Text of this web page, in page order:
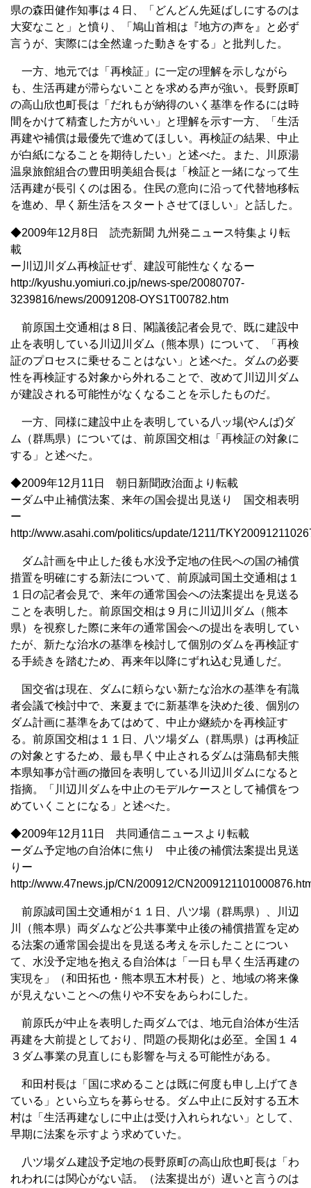
県の森田健作知事は４日、「どんどん先延ばしにするのは
大変なこと」と憤り、「鳩山首相は『地方の声を』と必ず
言うが、実際には全然違った動きをする」と批判した。
一方、地元では「再検証」に一定の理解を示しながら
も、生活再建が滞らないことを求める声が強い。長野原町
の高山欣也町長は「だれもが納得のいく基準を作るには時
間をかけて精査した方がいい」と理解を示す一方、「生活
再建や補償は最優先で進めてほしい。再検証の結果、中止
が白紙になることを期待したい」と述べた。また、川原湯
温泉旅館組合の豊田明美組合長は「検証と一緒になって生
活再建が長引くのは困る。住民の意向に沿って代替地移転
を進め、早く新生活をスタートさせてほしい」と話した。
◆2009年12月8日 読売新聞 九州発ニュース特集より転
載
ー川辺川ダム再検証せず、建設可能性なくなるー
http://kyushu.yomiuri.co.jp/news-spe/20080707-
3239816/news/20091208-OYS1T00782.htm
前原国土交通相は８日、閣議後記者会見で、既に建設中
止を表明している川辺川ダム（熊本県）について、「再検
証のプロセスに乗せることはない」と述べた。ダムの必要
性を再検証する対象から外れることで、改めて川辺川ダム
が建設される可能性がなくなることを示したものだ。
一方、同様に建設中止を表明している八ッ場(やんば)ダ
ム（群馬県）については、前原国交相は「再検証の対象に
する」と述べた。
◆2009年12月11日 朝日新聞政治面より転載
ーダム中止補償法案、来年の国会提出見送り 国交相表明
ー
http://www.asahi.com/politics/update/1211/
ダム計画を中止した後も水没予定地の住民への国の補償
措置を明確にする新法について、前原誠司国土交通相は１
１日の記者会見で、来年の通常国会への法案提出を見送る
ことを表明した。前原国交相は９月に川辺川ダム（熊本
県）を視察した際に来年の通常国会への提出を表明してい
たが、新たな治水の基準を検討して個別のダムを再検証す
る手続きを踏むため、再来年以降にずれ込む見通しだ。
国交省は現在、ダムに頼らない新たな治水の基準を有識
者会議で検討中で、来夏までに新基準を決めた後、個別の
ダム計画に基準をあてはめて、中止か継続かを再検証す
る。前原国交相は１１日、八ツ場ダム（群馬県）は再検証
の対象とするため、最も早く中止されるダムは蒲島郁夫熊
本県知事が計画の撤回を表明している川辺川ダムになると
指摘。「川辺川ダムを中止のモデルケースとして補償をつ
めていくことになる」と述べた。
◆2009年12月11日 共同通信ニュースより転載
ーダム予定地の自治体に焦り 中止後の補償法案提出見送
りー
http://www.47news.jp/CN/200912/
前原誠司国土交通相が１１日、八ツ場（群馬県）、川辺
川（熊本県）両ダムなど公共事業中止後の補償措置を定め
る法案の通常国会提出を見送る考えを示したことについ
て、水没予定地を抱える自治体は「一日も早く生活再建の
実現を」（和田拓也・熊本県五木村長）と、地域の将来像
が見えないことへの焦りや不安をあらわにした。
前原氏が中止を表明した両ダムでは、地元自治体が生活
再建を大前提としており、問題の長期化は必至。全国１４
３ダム事業の見直しにも影響を与える可能性がある。
和田村長は「国に求めることは既に何度も申し上げてき
ている」といら立ちを募らせる。ダム中止に反対する五木
村は「生活再建なしに中止は受け入れられない」として、
早期に法案を示すよう求めていた。
八ツ場ダム建設予定地の長野原町の高山欣也町長は「わ
れわれには関心がない話。（法案提出が）遅いと言うのは